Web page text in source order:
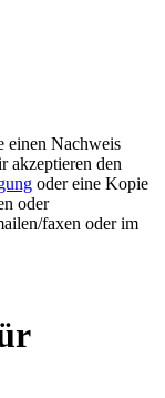
einen Nachweis
akzeptieren den
oder eine Kopie
oder
faxen oder im